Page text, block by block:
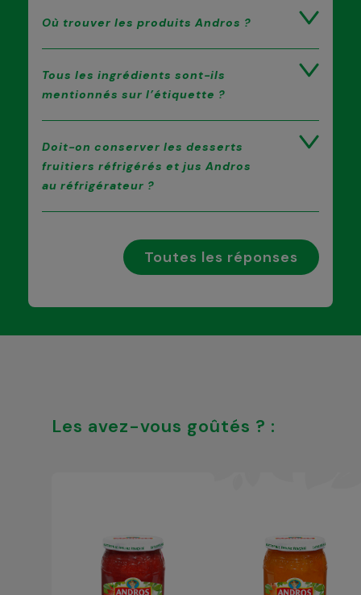
Où trouver les produits Andros ?
Tous les ingrédients sont-ils
mentionnés sur l’étiquette ?
Doit-on conserver les desserts
fruitiers réfrigérés et jus Andros
au réfrigérateur ?
Toutes les réponses
Les avez-vous goûtés ? :